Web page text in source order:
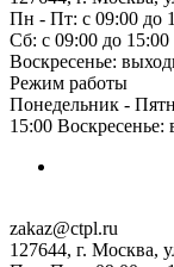
Пн - Пт: с 09:00 до
Сб: с 09:00 до 15:00
Воскресенье:
Режим работы
Понедельник -
15:00 Воскресенье:
zakaz@ctpl.ru
127644, г. Москва,